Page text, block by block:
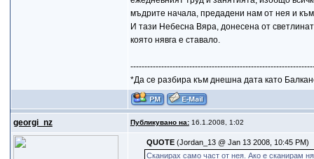
мъдрите начала, предадени нам от нея и
И тази Небесна Вяра, донесена от
която нявга е ставало.
*Да се разбира към днешна дата като
gеorgi_nz Публикувано на:16.1.2008, 1:02
QUOTE (Jordan_13 @ Jan 13 2008, 10:45 PM)
Сканирах само част от нея. Ако е сканирам